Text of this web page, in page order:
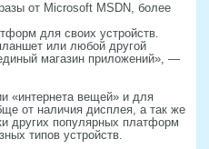
от Microsoft MSDN, более
для своих устройств.
или любой другой
магазин приложений», —
«интернета вещей» и для
от наличия дисплея, а так же
других популярных платформ
типов устройств.